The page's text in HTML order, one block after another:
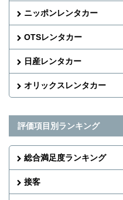
ニッポンレンタカー
OTSレンタカー
日産レンタカー
オリックスレンタカー
評価項目別ランキング
総合満足度ランキング
接客